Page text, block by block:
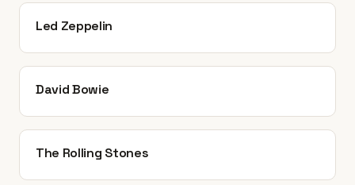
Led Zeppelin
David Bowie
The Rolling Stones